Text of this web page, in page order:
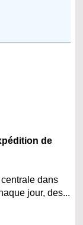
de
dans
jour, des...